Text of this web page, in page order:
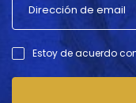
Estoy de acuerdo